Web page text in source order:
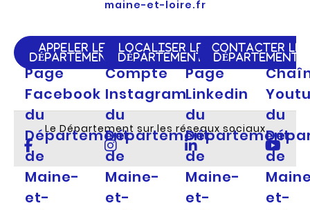
maine-et-loire.fr
APPELER LE
DÉPARTEMENT
LOCALISER LE
DÉPARTEMENT
CONTACTER LE
DÉPARTEMENT
Le Département sur les réseaux sociaux
Page
Facebook
du
Département
de
Maine-
et-
Compte
Instagram
du
Département
de
Maine-
et-
Page
Linkedin
du
Département
de
Maine-
et-
du
de
et-